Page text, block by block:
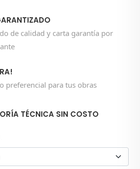
de calidad y carta garantía por
preferencial para tus obras
TÉCNICA SIN COSTO